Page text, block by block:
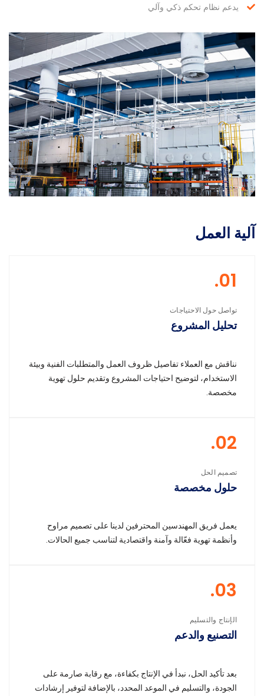
يدعم نظام تحكم ذكي وآلي
آلية العمل
01.
تواصل حول الاحتياجات
تحليل المشروع
نناقش مع العملاء تفاصيل ظروف العمل والمتطلبات الفنية وبيئة
الاستخدام، لتوضيح احتياجات المشروع وتقديم حلول تهوية
مخصصة.
02.
تصميم الحل
حلول مخصصة
يعمل فريق المهندسين المحترفين لدينا على تصميم مراوح
وأنظمة تهوية فعّالة وآمنة واقتصادية لتناسب جميع الحالات.
03.
الإنتاج والتسليم
التصنيع والدعم
بعد تأكيد الحل، نبدأ في الإنتاج بكفاءة، مع رقابة صارمة على
الجودة، والتسليم في الموعد المحدد، بالإضافة لتوفير إرشادات